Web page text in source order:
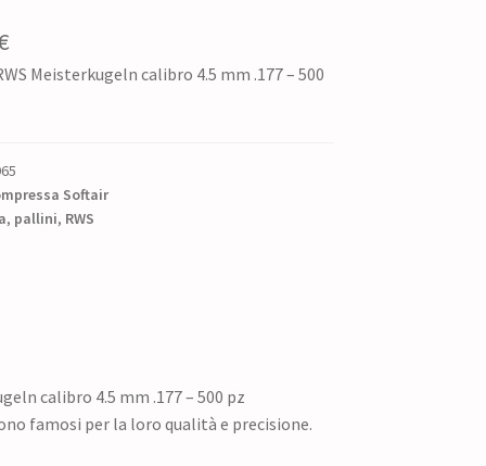
Il
prezzo
7,70 €.
Meisterkugeln calibro 4.5 mm .177 – 500
Softair
, pallini, RWS
calibro 4.5 mm .177 – 500 pz
famosi per la loro qualità e precisione.